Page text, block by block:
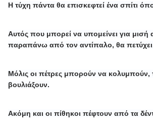
Η τύχη πάντα θα επισκεφτεί ένα σπίτι
Αυτός που μπορεί να υπομείνει για
παραπάνω από τον αντίπαλο, θα πετύχει
Μόλις οι πέτρες μπορούν να κολυμπούν,
βουλιάξουν.
Ακόμη και οι πίθηκοι πέφτουν από τα